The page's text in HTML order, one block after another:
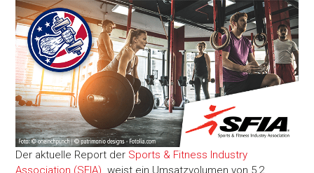
Der aktuelle Report der Sports & Fitness Industry
Association (SFIA) weist ein Umsatzvolumen von 5,2